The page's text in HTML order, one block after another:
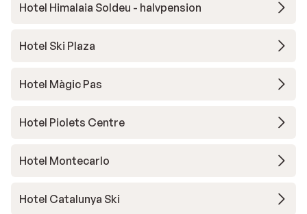
Hotel Himalaia Soldeu - halvpension
Hotel Ski Plaza
Hotel Màgic Pas
Hotel Piolets Centre
Hotel Montecarlo
Hotel Catalunya Ski